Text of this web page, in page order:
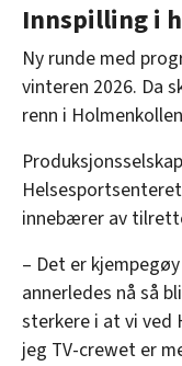
Innspilling i
Ny runde med
vinteren 2026. Da
renn i
innebærer av
– Det er
annerledes nå så
sterkere i at vi
jeg TV-crewet er